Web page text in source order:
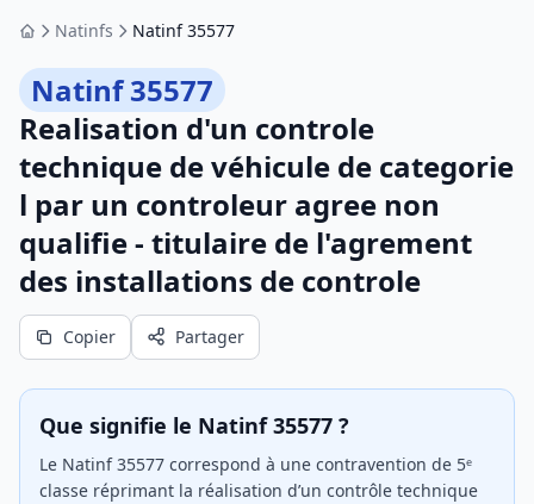
AccueilNatinfs Natinf 35577
Natinf 35577
Realisation d'un controle
technique de véhicule de categorie
l par un controleur agree non
qualifie - titulaire de l'agrement
des installations de controle
Copier Partager
Que signifie le Natinf 35577 ?
Le Natinf 35577 correspond à une contravention de 5ᵉ
classe réprimant la réalisation d’un contrôle technique